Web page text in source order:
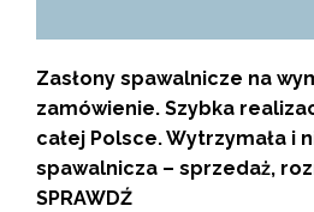
Zasłony spawalnicze na
zamówienie. Szybka
całej Polsce. Wytrzymała i
spawalnicza – sprzedaż,
SPRAWDŹ